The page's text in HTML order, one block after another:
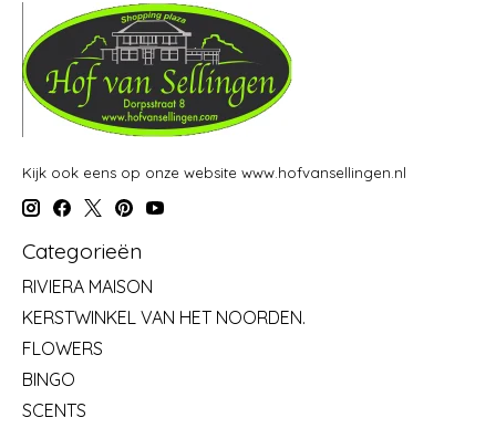
Kijk ook eens op onze website www.hofvansellingen.nl
Categorieën
RIVIERA MAISON
KERSTWINKEL VAN HET NOORDEN.
FLOWERS
BINGO
SCENTS